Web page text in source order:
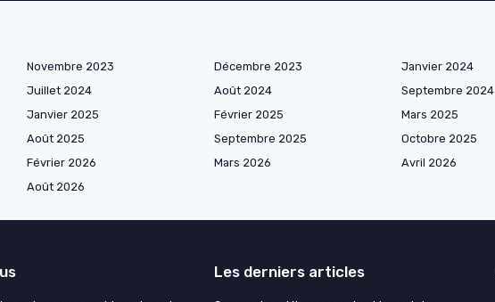
Novembre 2023 Décembre 2023 Janvier 2024
Juillet 2024 Août 2024 Septembre 2024
Janvier 2025 Février 2025 Mars 2025
Août 2025 Septembre 2025 Octobre 2025
Février 2026 Mars 2026 Avril 2026
Août 2026
Les derniers articles